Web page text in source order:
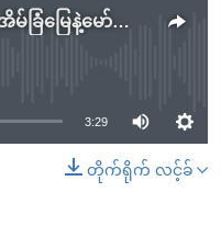
ကျပ်ငွေတန်ဖိုးကျဆင်းမှုနဲ့အတူ အိမ်ခြံမြေနဲ့မော်တော်ယာဉ်ဈေးထိုးတက်
available
3:29
တိုက်ရိုက် လင့်ခ်